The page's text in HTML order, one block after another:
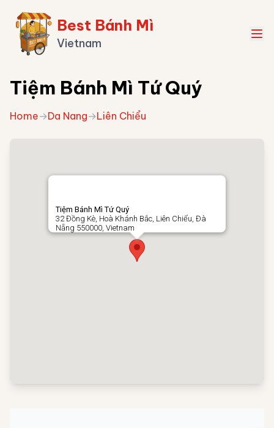
Best Bánh Mì
Vietnam
Tiệm Bánh Mì Tứ Quý
Home→Da Nang→Liên Chiểu
Tiệm Bánh Mì Tứ Quý
32 Đồng Kè, Hoà Khánh Bắc, Liên Chiểu, Đà
Nẵng 550000, Vietnam